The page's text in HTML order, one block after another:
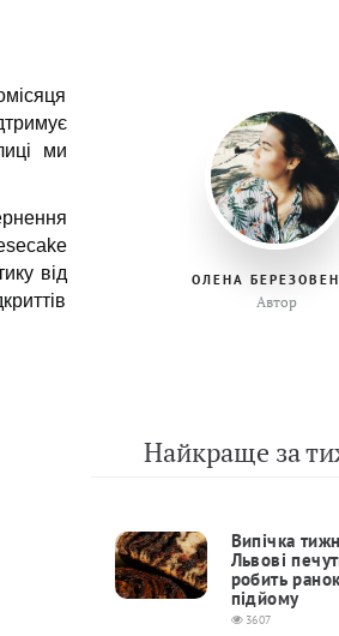
ми
від
ОЛЕНА
Автор
Найкраще за
Випічка
Львові
робить
підйому
3607